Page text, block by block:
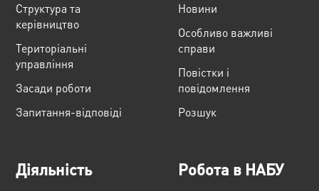
Структура та
керівництво
Територіальні
управління
Засади роботи
Запитання-відповіді
Новини
Особливо важливі
справи
Повістки і
повідомлення
Розшук
Діяльність Робота в НАБУ